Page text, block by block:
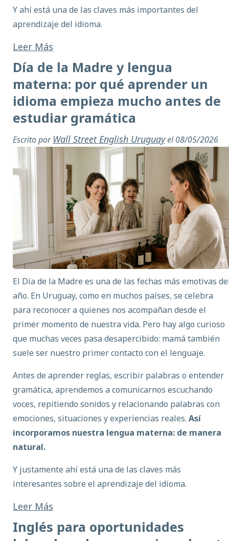
Y ahí está una de las claves más importantes del
aprendizaje del idioma.
Leer Más
Día de la Madre y lengua
materna: por qué aprender un
idioma empieza mucho antes de
estudiar gramática
Escrito por Wall Street English Uruguayel 08/05/2026
El Día de la Madre es una de las fechas más emotivas
año. En Uruguay, como en muchos países, se celebra
para reconocer a quienes nos acompañan desde el
primer momento de nuestra vida. Pero hay algo curioso
que muchas veces pasa desapercibido: mamá también
suele ser nuestro primer contacto con el lenguaje.
Antes de aprender reglas, escribir palabras o entender
gramática, aprendemos a comunicarnos escuchando
voces, repitiendo sonidos y relacionando palabras con
emociones, situaciones y experiencias reales. Así
incorporamos nuestra lengua materna: de manera
natural.
Y justamente ahí está una de las claves más
interesantes sobre el aprendizaje del idioma.
Leer Más
Inglés para oportunidades